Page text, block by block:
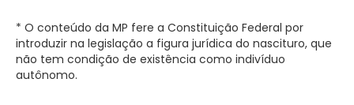
* O conteúdo da MP fere a Constituição Federal por
introduzir na legislação a figura jurídica do nascituro, que
não tem condição de existência como indivíduo
autônomo.